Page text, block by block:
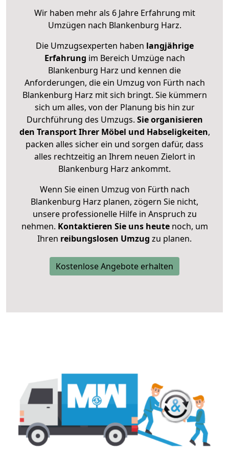
Wir haben mehr als 6 Jahre Erfahrung mit
Umzügen nach Blankenburg Harz.
Die Umzugsexperten haben langjährige
Erfahrung im Bereich Umzüge nach
Blankenburg Harz und kennen die
Anforderungen, die ein Umzug von Fürth nach
Blankenburg Harz mit sich bringt. Sie kümmern
sich um alles, von der Planung bis hin zur
Durchführung des Umzugs. Sie organisieren
den Transport Ihrer Möbel und Habseligkeiten,
packen alles sicher ein und sorgen dafür, dass
alles rechtzeitig an Ihrem neuen Zielort in
Blankenburg Harz ankommt.
Wenn Sie einen Umzug von Fürth nach
Blankenburg Harz planen, zögern Sie nicht,
unsere professionelle Hilfe in Anspruch zu
nehmen. Kontaktieren Sie uns heutenoch, um
Ihren reibungslosen Umzug zu planen.
Kostenlose Angebote erhalten